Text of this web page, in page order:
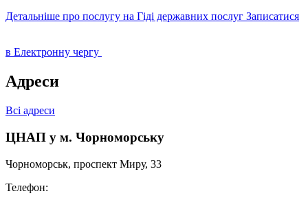
Детальніше про послугу на Гіді державних послуг Записатися
в Електронну чергу
Адреси
Всі адреси
ЦНАП у м. Чорноморську
Чорноморськ, проспект Миру, 33
Телефон: